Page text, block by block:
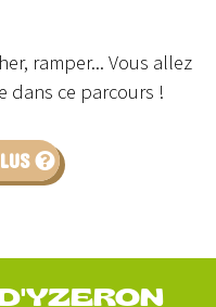
ramper... Vous allez
dans ce parcours !